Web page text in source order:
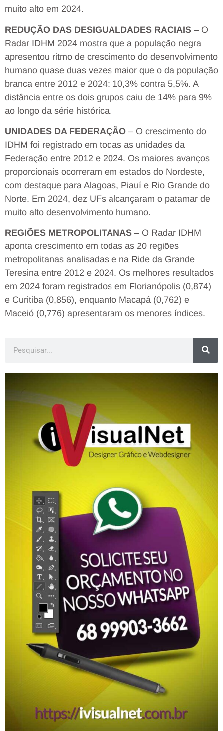
muito alto em 2024.
REDUÇÃO DAS DESIGUALDADES RACIAIS – O
Radar IDHM 2024 mostra que a população negra
apresentou ritmo de crescimento do desenvolvimento
humano quase duas vezes maior que o da população
branca entre 2012 e 2024: 10,3% contra 5,5%. A
distância entre os dois grupos caiu de 14% para 9%
ao longo da série histórica.
UNIDADES DA FEDERAÇÃO – O crescimento do
IDHM foi registrado em todas as unidades da
Federação entre 2012 e 2024. Os maiores avanços
proporcionais ocorreram em estados do Nordeste,
com destaque para Alagoas, Piauí e Rio Grande do
Norte. Em 2024, dez UFs alcançaram o patamar de
muito alto desenvolvimento humano.
REGIÕES METROPOLITANAS – O Radar IDHM
aponta crescimento em todas as 20 regiões
metropolitanas analisadas e na Ride da Grande
Teresina entre 2012 e 2024. Os melhores resultados
em 2024 foram registrados em Florianópolis (0,874)
e Curitiba (0,856), enquanto Macapá (0,762) e
Maceió (0,776) apresentaram os menores índices.